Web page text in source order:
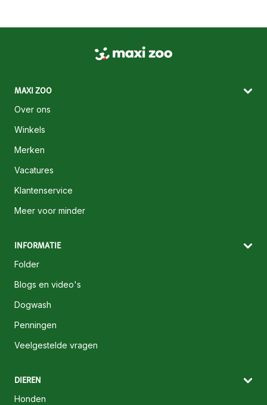
MAXI ZOO
Over ons
Winkels
Merken
Vacatures
Klantenservice
Meer voor minder
INFORMATIE
Folder
Blogs en video's
Dogwash
Penningen
Veelgestelde vragen
DIEREN
Honden